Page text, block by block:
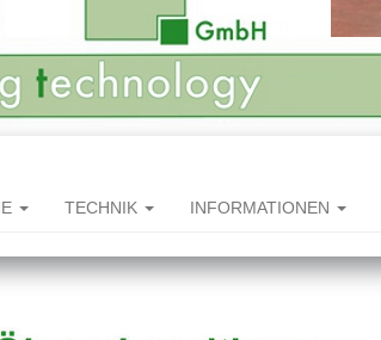
TECHNIK INFORMATIONEN